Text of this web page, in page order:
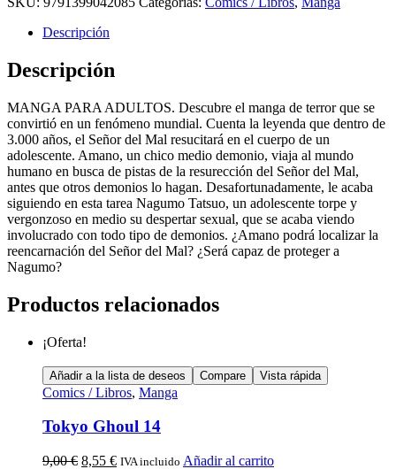
Descripción
Descripción
MANGA PARA ADULTOS. Descubre el manga de terror que se
convirtió en un fenómeno mundial. Cuenta la leyenda que dentro de
3.000 años, el Señor del Mal resucitará en el cuerpo de un
adolescente. Amano, un chico medio demonio, viaja al mundo
humano en busca de pistas de la resurección del Señor del Mal,
antes que otros demonios lo hagan. Desafortunadamente, le acaba
siguiendo en esta tarea Nagumo Tatsuo, un adolescente torpe y
vergonzoso en medio su despertar sexual, que se acaba viendo
involucrado con todo tipo de demonios. ¿Amano podrá localizar la
reencarnación del Señor del Mal? ¿Será capaz de proteger a
Nagumo?
Productos relacionados
¡Oferta!
Añadir a la lista de deseos Compare Vista rápida
Comics / Libros, Manga
Tokyo Ghoul 14
9,00€ 8,55 € IVA incluido Añadir al carrito